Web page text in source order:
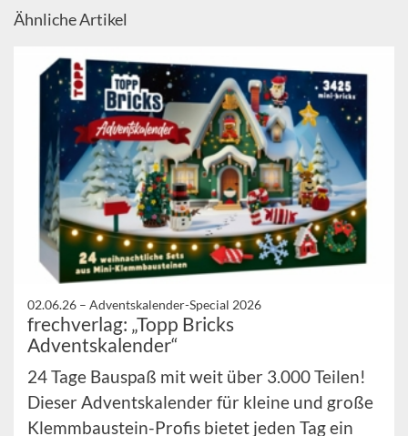
Ähnliche Artikel
02.06.26 – Adventskalender-Special 2026
frechverlag: „Topp Bricks
Adventskalender“
24 Tage Bauspaß mit weit über 3.000 Teilen!
Dieser Adventskalender für kleine und große
Klemmbaustein-Profis bietet jeden Tag ein